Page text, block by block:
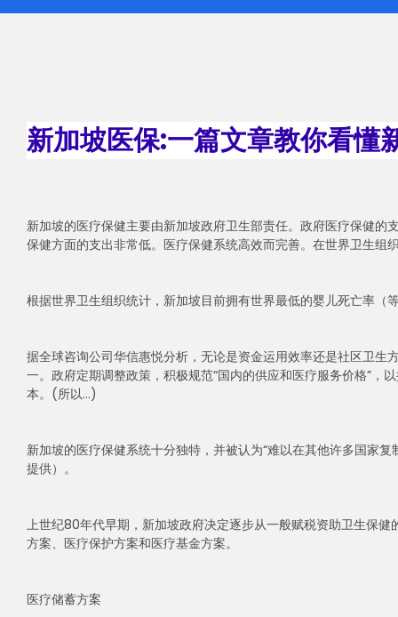
新加坡医保:一篇文章教你看懂
新加坡的医疗保健主要由新加坡政府卫生部责任。政府医疗保健
保健方面的支出非常低。医疗保健系统高效而完善。在世界卫生
根据世界卫生组织统计，新加坡目前拥有世界最低的婴儿死亡率（
据全球咨询公司华信惠悦分析，无论是资金运用效率还是社区卫
一。政府定期调整政策，积极规范“国内的供应和医疗服务价格”，
本。(所以...)
新加坡的医疗保健系统十分独特，并被认为“难以在其他许多国家
提供）。
上世纪80年代早期，新加坡政府决定逐步从一般赋税资助卫生保
方案、医疗保护方案和医疗基金方案。
医疗储蓄方案